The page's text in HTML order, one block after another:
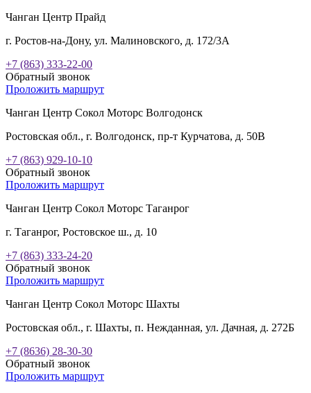
Чанган Центр Прайд
г. Ростов-на-Дону, ул. Малиновского, д. 172/3А
+7 (863) 333-22-00
Обратный звонок
Проложить маршрут
Чанган Центр Сокол Моторс Волгодонск
Ростовская обл., г. Волгодонск, пр-т Курчатова, д. 50В
+7 (863) 929-10-10
Обратный звонок
Проложить маршрут
Чанган Центр Сокол Моторс Таганрог
г. Таганрог, Ростовское ш., д. 10
+7 (863) 333-24-20
Обратный звонок
Проложить маршрут
Чанган Центр Сокол Моторс Шахты
Ростовская обл., г. Шахты, п. Нежданная, ул. Дачная, д. 272Б
+7 (8636) 28-30-30
Обратный звонок
Проложить маршрут